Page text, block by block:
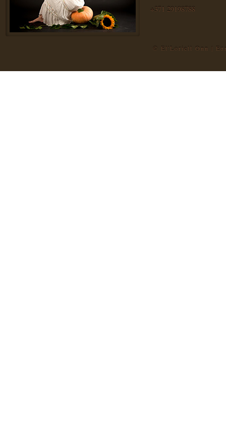
+371 29198788
© El'Loriell Onn |